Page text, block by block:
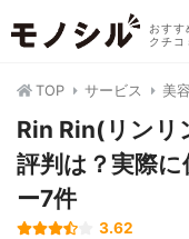
おすす
クチコ
TOP サービス 美
Rin Rin(リンリ
評判は？実際
ー7件
3.62